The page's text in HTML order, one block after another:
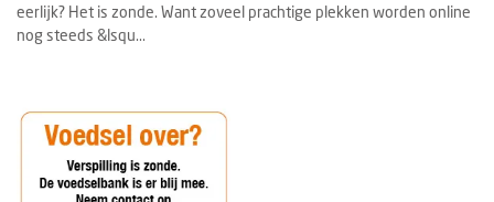
eerlijk? Het is zonde. Want zoveel prachtige plekken worden online
nog steeds &lsqu...